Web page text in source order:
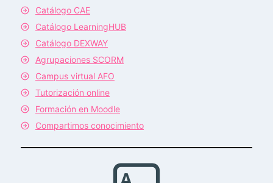
Catálogo CAE
Catálogo LearningHUB
Catálogo DEXWAY
Agrupaciones SCORM
Campus virtual AFO
Tutorización online
Formación en Moodle
Compartimos conocimiento